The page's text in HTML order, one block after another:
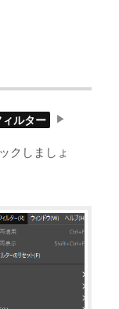
ィルター
クしましょ